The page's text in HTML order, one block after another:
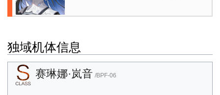
独域机体信息
赛琳娜·岚音 /BPF-06